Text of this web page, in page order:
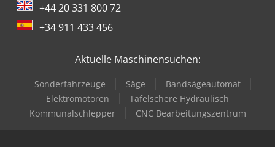
+44 20 331 800 72
+34 911 433 456
Aktuelle Maschinensuchen:
Sonderfahrzeuge Säge
Bandsägeautomat
Elektromotoren
Tafelschere Hydraulisch
Kommunalschlepper
CNC Bearbeitungszentrum